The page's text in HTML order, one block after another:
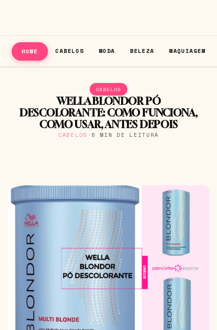
HOME CABELOS MODA BELEZA MAQUIAGEM
CABELOS
WELLA BLONDOR PÓ
DESCOLORANTE: COMO FUNCIONA,
COMO USAR, ANTES DEPOIS
CABELOS · 6 MIN DE LEITURA